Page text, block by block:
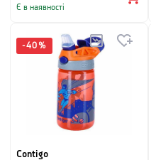
Є в наявності
-40 %
Contigo